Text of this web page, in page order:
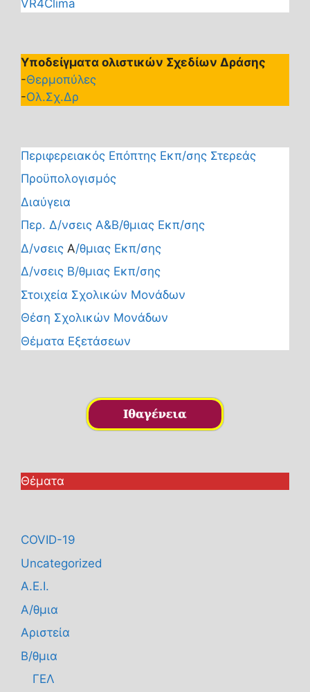
VR4Clima
Υποδείγματα ολιστικών Σχεδίων Δράσης
-Θερμοπύλες
-Ολ.Σχ.Δρ
Περιφερειακός Επόπτης Εκπ/σης Στερεάς
Προϋπολογισμός
Διαύγεια
Περ. Δ/νσεις Α&Β/θμιας Εκπ/σης
Δ/νσεις Α/θμιας Εκπ/σης
Δ/νσεις Β/θμιας Εκπ/σης
Στοιχεία Σχολικών Μονάδων
Θέση Σχολικών Μονάδων
Θέματα Εξετάσεων
Θέματα
COVID-19
Uncategorized
Α.Ε.Ι.
Α/θμια
Αριστεία
Β/θμια
ΓΕΛ